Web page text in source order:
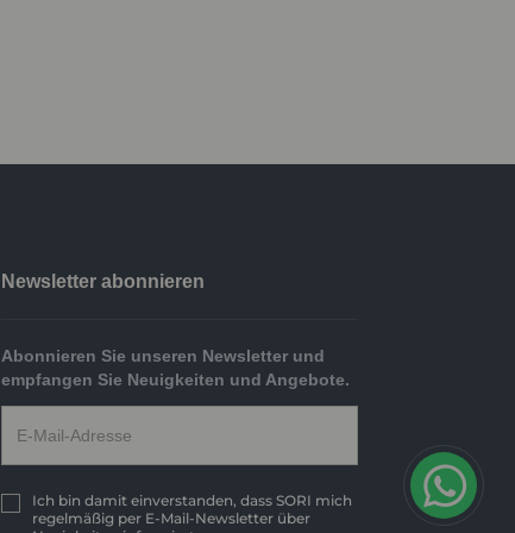
Newsletter abonnieren
Abonnieren Sie unseren Newsletter und
empfangen Sie Neuigkeiten und Angebote.
Ich bin damit einverstanden, dass SORI mich
regelmäßig per E-Mail-Newsletter über